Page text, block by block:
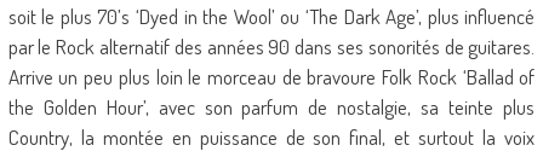
soit le plus 70’s ‘Dyed in the Wool’ ou ‘The Dark Age’, plus influencé
par le Rock alternatif des années 90 dans ses sonorités de guitares.
Arrive un peu plus loin le morceau de bravoure Folk Rock ‘Ballad of
the Golden Hour’, avec son parfum de nostalgie, sa teinte plus
Country, la montée en puissance de son final, et surtout la voix